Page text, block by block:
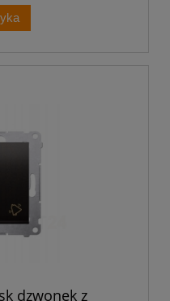
dzwonek z